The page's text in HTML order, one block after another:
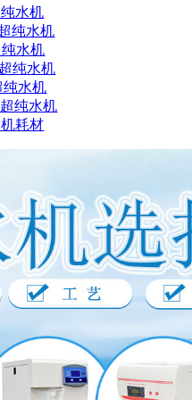
水机
纯水机
水机
纯水机
纯水机
纯水机
耗材